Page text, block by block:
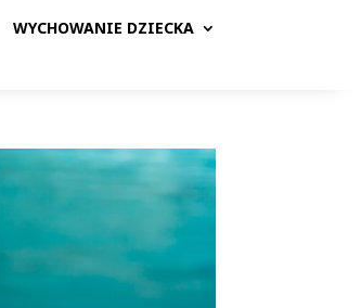
WYCHOWANIE DZIECKA